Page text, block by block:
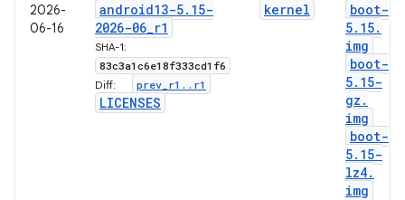
2026-
06-16
android13-5. 15-
2026-06_r1
SHA-1:
83c3a1c6e18f333cd1f6
Diff: prev r1 . . r1
LICENSES
kernel
boot-
5. 15.
img
boot-
5. 15-
gz .
img
boot-
5. 15-
lz4.
img